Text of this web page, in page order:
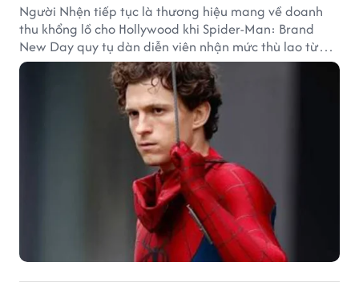
Người Nhện tiếp tục là thương hiệu mang về doanh
thu khổng lồ cho Hollywood khi Spider-Man: Brand
New Day quy tụ dàn diễn viên nhận mức thù lao từ
hàng chục đến hàng trăm tỷ đồng. Thành công phòng
vé của bộ phim cũng giúp nhiều ngôi sao sở hữu khoản
thu nhập đáng mơ ước.